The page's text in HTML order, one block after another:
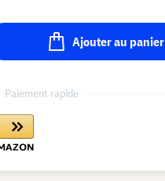
Ajouter au panier
Paiement rapide